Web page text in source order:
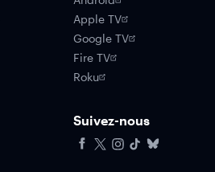
Apple TV
Google TV
Fire TV
Roku
Suivez-nous